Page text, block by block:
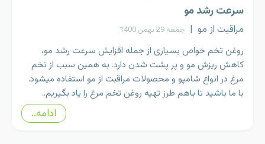
سرعت رشد مو
مراقبت از مو | جمعه 29 بهمن 1400
روغن تخم خواص بسیاری از جمله افزایش سرعت رشد مو،
کاهش ریزش مو و پر پشت شدن دارد. به همین سبب از تخم
مرغ در انواع شامپو و محصولات مراقبت از مو استفاده میشود.
با ما باشید تا باهم طرز تهیه روغن تخم مرغ را یاد بگیریم..
ادامه..